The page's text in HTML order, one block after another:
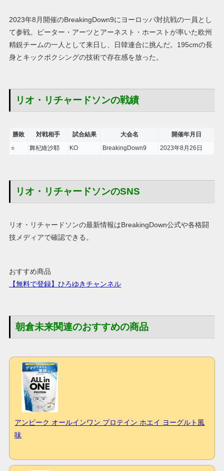
2023年8月開催のBreakingDown9にヨーロッパ対抗戦の一員とし
て参戦。ピーター・アーツとアーネスト・ホーストが率いた欧州
精鋭チームの一人として来日し、日韓連合に挑んだ。195cmの長
身とキックボクシングの技術で存在感を放った。
リオ・リチャードソンの戦績
勝敗 対戦相手 試合結果 大会名 開催年月日
○ 舞杞維沙耶 KO BreakingDown9 2023年8月26日
リオ・リチャードソンのSNS
リオ・リチャードソンの最新情報はBreakingDown公式や各格闘
技メディアで確認できる。
おすすめ商品
【無料で登録】ひろゆきチャンネル
朝倉未来関連のおすすめの商品
アンビーク オールインワン プロテイン ホエイ ヨーグルト風
味